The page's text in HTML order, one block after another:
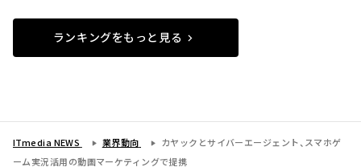
ランキングをもっと見る
ITmedia NEWS 業界動向
カヤックとサイバーエージェント、スマホゲ
ーム実況活用の動画マーケティングで提携